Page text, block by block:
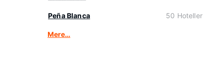
Peña Blanca 50 Hoteller
Mere…